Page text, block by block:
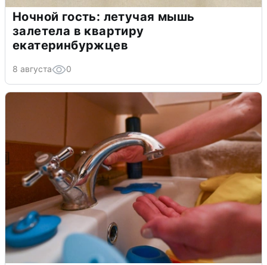
Ночной гость: летучая мышь
залетела в квартиру
екатеринбуржцев
8 августа 0